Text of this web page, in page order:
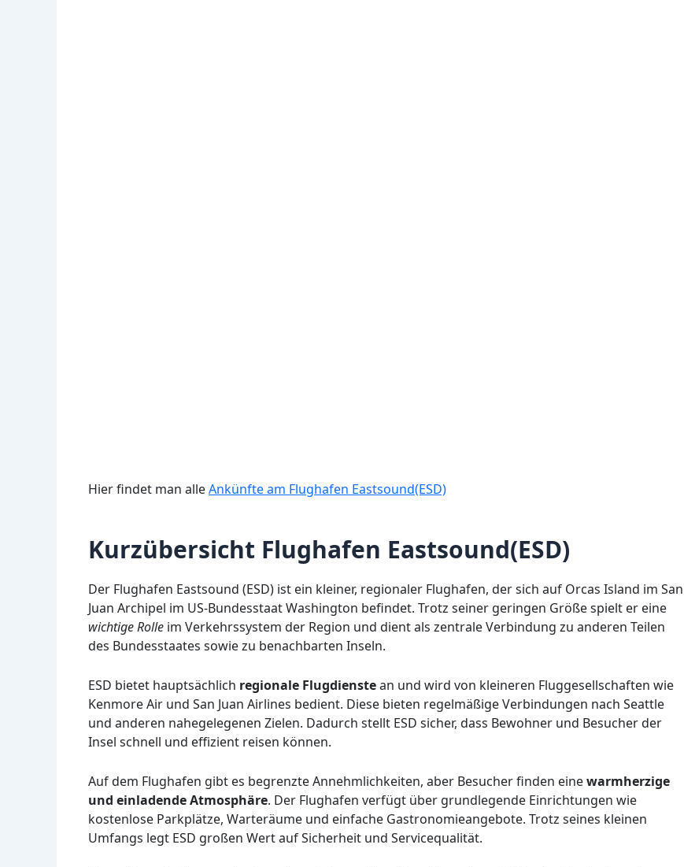
Hier findet man alleAnkünfte am Flughafen Eastsound(ESD)
Kurzübersicht Flughafen Eastsound(ESD)
Der Flughafen Eastsound (ESD) ist ein kleiner, regionaler Flughafen, der sich auf Orcas Island im San
Juan Archipel im US-Bundesstaat Washington befindet. Trotz seiner geringen Größe spielt er eine
wichtige Rolle im Verkehrssystem der Region und dient als zentrale Verbindung zu anderen Teilen
des Bundesstaates sowie zu benachbarten Inseln.
ESD bietet hauptsächlich regionale Flugdienstean und wird von kleineren Fluggesellschaften wie
Kenmore Air und San Juan Airlines bedient. Diese bieten regelmäßige Verbindungen nach Seattle
und anderen nahegelegenen Zielen. Dadurch stellt ESD sicher, dass Bewohner und Besucher der
Insel schnell und effizient reisen können.
Auf dem Flughafen gibt es begrenzte Annehmlichkeiten, aber Besucher finden einewarmherzige
und einladende Atmosphäre. Der Flughafen verfügt über grundlegende Einrichtungen wie
kostenlose Parkplätze, Warteräume und einfache Gastronomieangebote. Trotz seines kleinen
Umfangs legt ESD großen Wert auf Sicherheit und Servicequalität.